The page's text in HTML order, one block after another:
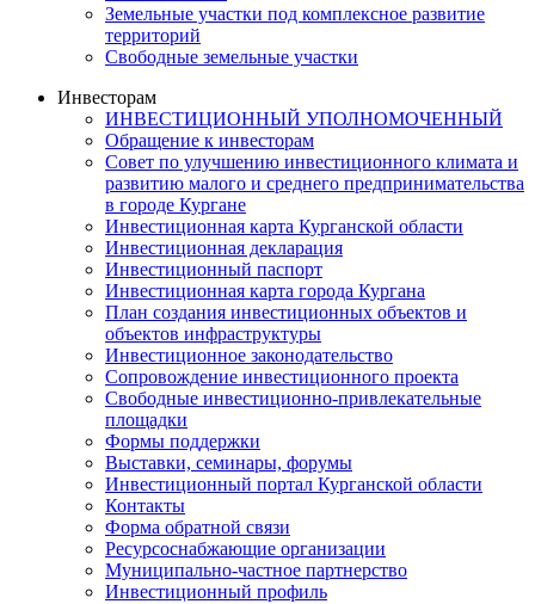
Земельные участки под комплексное развитие
территорий
Свободные земельные участки
Инвесторам
ИНВЕСТИЦИОННЫЙ УПОЛНОМОЧЕННЫЙ
Обращение к инвесторам
Совет по улучшению инвестиционного климата и
развитию малого и среднего предпринимательства
в городе Кургане
Инвестиционная карта Курганской области
Инвестиционная декларация
Инвестиционный паспорт
Инвестиционная карта города Кургана
План создания инвестиционных объектов и
объектов инфраструктуры
Инвестиционное законодательство
Сопровождение инвестиционного проекта
Свободные инвестиционно-привлекательные
площадки
Формы поддержки
Выставки, семинары, форумы
Инвестиционный портал Курганской области
Контакты
Форма обратной связи
Ресурсоснабжающие организации
Муниципально-частное партнерство
Инвестиционный профиль